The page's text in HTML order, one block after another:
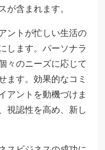
含まれます。
ントが忙しい生活の
します。パーソナラ
々のニーズに応じて
ます。効果的なコミ
アントを動機づけま
視認性を高め、新し